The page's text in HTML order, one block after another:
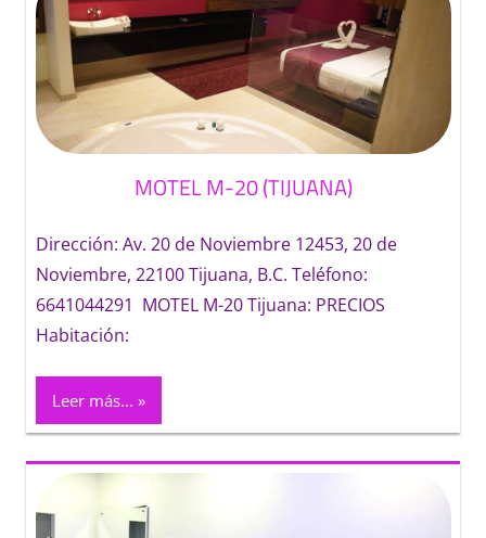
MOTEL M-20 (TIJUANA)
Dirección: Av. 20 de Noviembre 12453, 20 de
Noviembre, 22100 Tijuana, B.C. Teléfono:
6641044291 MOTEL M-20 Tijuana: PRECIOS
Habitación:
Leer más...